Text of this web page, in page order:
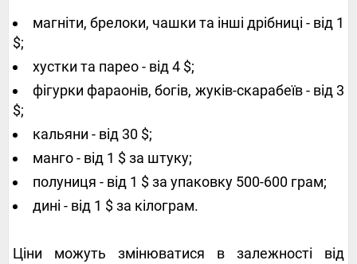
магніти, брелоки, чашки та інші дрібниці - від 1
$;
хустки та парео - від 4 $;
фігурки фараонів, богів, жуків-скарабеїв - від 3
$;
кальяни - від 30 $;
манго - від 1 $ за штуку;
полуниця - від 1 $ за упаковку 500-600 грам;
дині - від 1 $ за кілограм.
Ціни можуть змінюватися в залежності від